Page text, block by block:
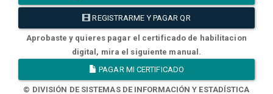
REGISTRARME Y PAGAR QR
Aprobaste y quieres pagar el certificado de habilitacion
digital, mira el siguiente manual.
PAGAR MI CERTIFICADO
© DIVISIÓN DE SISTEMAS DE INFORMACIÓN Y ESTADÍSTICA